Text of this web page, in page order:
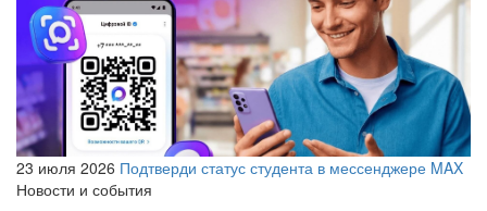
23 июля 2026 Подтверди статус студента в мессенджере MAX
Новости и события